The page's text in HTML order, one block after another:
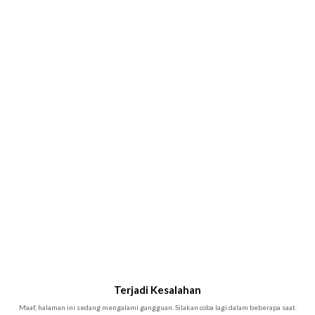
Terjadi Kesalahan
Maaf, halaman ini sedang mengalami gangguan. Silakan coba lagi dalam beberapa saat.